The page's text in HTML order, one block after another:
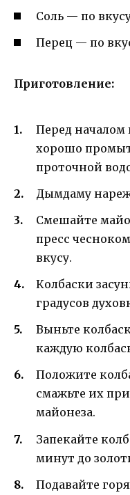
Соль — по
Перец — по
Приготовление:
Перед началом
хорошо
проточной
Дымдаму
Смешайте
пресс
вкусу.
Колбаски
градусов
Выньте
каждую
Положите
смажьте их
майонеза.
Запекайте
минут до
Подавайте